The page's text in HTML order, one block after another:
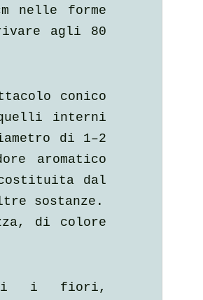
nelle forme
agli 80
conico
interni
di 1–2
aromatico
costituita dal
sostanze.
di colore
i fiori,